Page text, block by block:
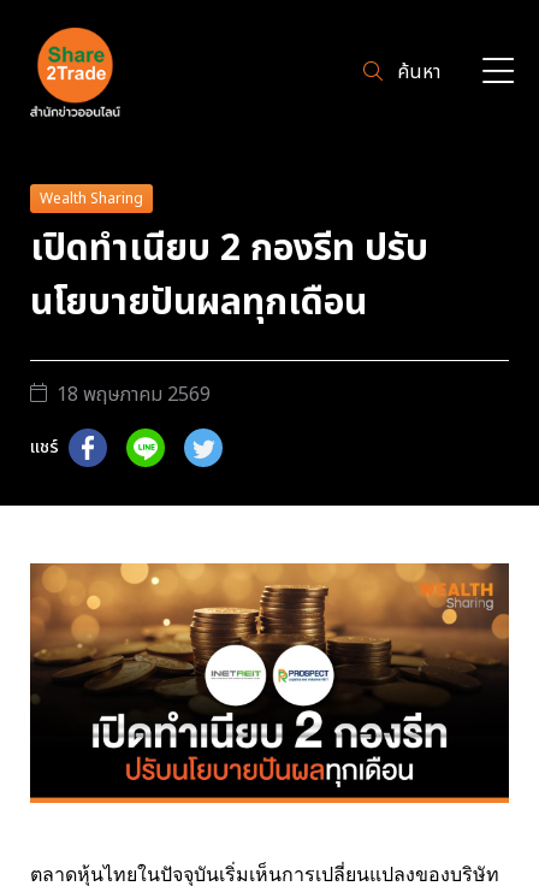
ค้นหา
Wealth Sharing
เปิดทำเนียบ 2 กองรีท ปรับ
นโยบายปันผลทุกเดือน
18 พฤษภาคม 2569
แชร์
ตลาดหุ้นไทยในปัจจุบันเริ่มเห็นการเปลี่ยนแปลงของบริษัท